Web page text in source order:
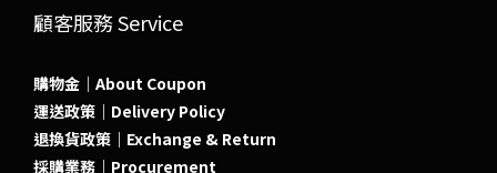
顧客服務 Service
購物金｜About Coupon
運送政策｜Delivery Policy
退換貨政策｜Exchange & Return
採購業務｜Procurement